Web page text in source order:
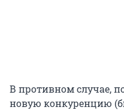
В противном случае,
новую конкуренцию